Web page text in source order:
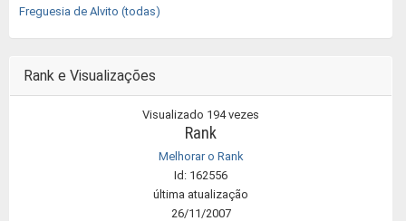
Freguesia de Alvito (todas)
Rank e Visualizações
Visualizado 194 vezes
Rank
Melhorar o Rank
Id: 162556
última atualização
26/11/2007